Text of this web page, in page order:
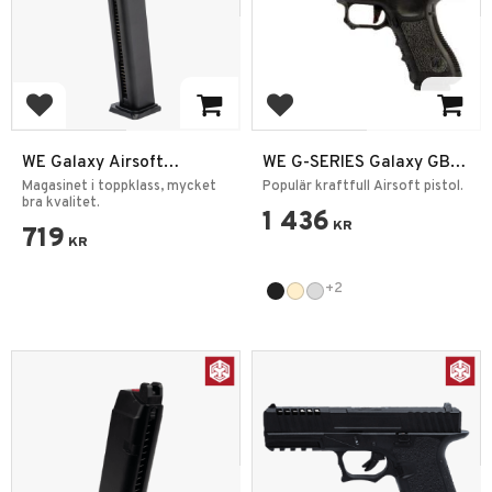
Add to favorites
WE Galaxy Airsoft
Magasin 50BB VX Series
SAI BLU GBB
Magasinet i toppklass, mycket
bra kvalitet.
719 KR
Add to favorites
WE G-SERIES Galaxy GBB
6mm
Populär kraftfull Airsoft pistol.
1 436 KR
+2